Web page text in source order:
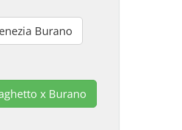
Burano
x Burano